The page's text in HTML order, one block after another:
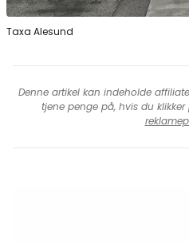
Taxa Alesund
Denne artikel kan indeholde
tjene penge på, hvis du